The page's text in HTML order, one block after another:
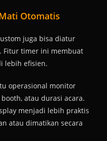
Otomatis
juga bisa diatur
Fitur timer ini membuat
lebih efisien.
operasional monitor
atau durasi acara.
menjadi lebih praktis
atau dimatikan secara